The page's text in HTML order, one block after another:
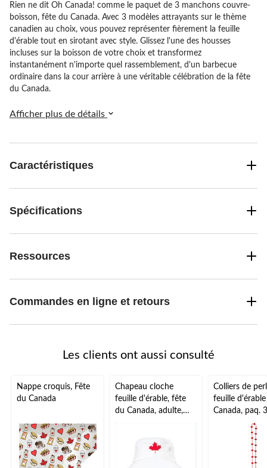
Rien ne dit Oh Canada! comme le paquet de 3 manchons couvre-
boisson, fête du Canada. Avec 3 modèles attrayants sur le thème
canadien au choix, vous pouvez représenter fièrement la feuille
d'érable tout en sirotant avec style. Glissez l'une des housses
incluses sur la boisson de votre choix et transformez
instantanément n'importe quel rassemblement, d'un barbecue
ordinaire dans la cour arrière à une véritable célébration de la fête
du Canada.
Afficher plus de détails
Caractéristiques
Spécifications
Ressources
Commandes en ligne et retours
Les clients ont aussi consulté
Nappe croquis, Fête
du Canada
Chapeau cloche
feuille d'érable, fête
du Canada, adulte,
Colliers de
feuille
Canada, paq. 3